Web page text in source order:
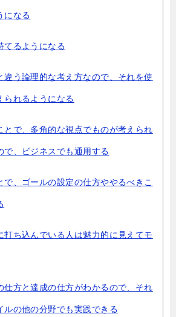
になる
てるようになる
違う論理的な考え方なので、それを使
られるようになる
とで、多角的な視点でものが考えられ
で、ビジネスでも通用する
で、ゴールの設定の仕方ややるべきこ
打ち込んでいる人は魅力的に見えてモ
仕方と達成の仕方がわかるので、それ
ルの他の分野でも実践できる